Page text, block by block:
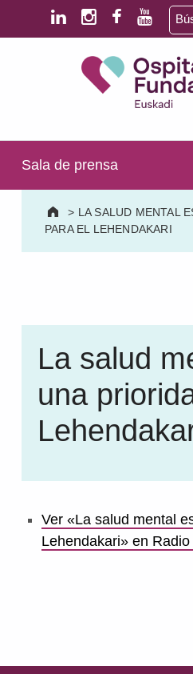
Saltar al contenido principal
Saltar al pie de página
Sala de prensa
> LA SALUD MENTAL
PARA EL LEHENDAKARI
La salud
una
Ver «La salud mental
Lehendakari» en